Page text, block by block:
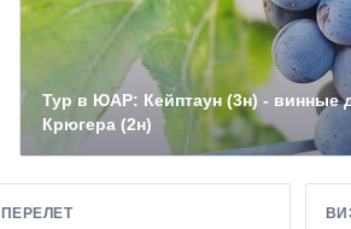
Тур в ЮАР: Кейптаун (3н) - винные
Крюгера (2н)
ПЕРЕЛЕТ